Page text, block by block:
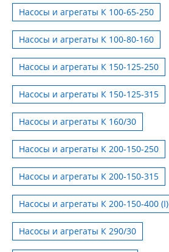
Насосы и агрегаты К 100-65-250
Насосы и агрегаты К 100-80-160
Насосы и агрегаты К 150-125-250
Насосы и агрегаты К 150-125-315
Насосы и агрегаты К 160/30
Насосы и агрегаты К 200-150-250
Насосы и агрегаты К 200-150-315
Насосы и агрегаты К 200-150-400 (I)
Насосы и агрегаты К 290/30